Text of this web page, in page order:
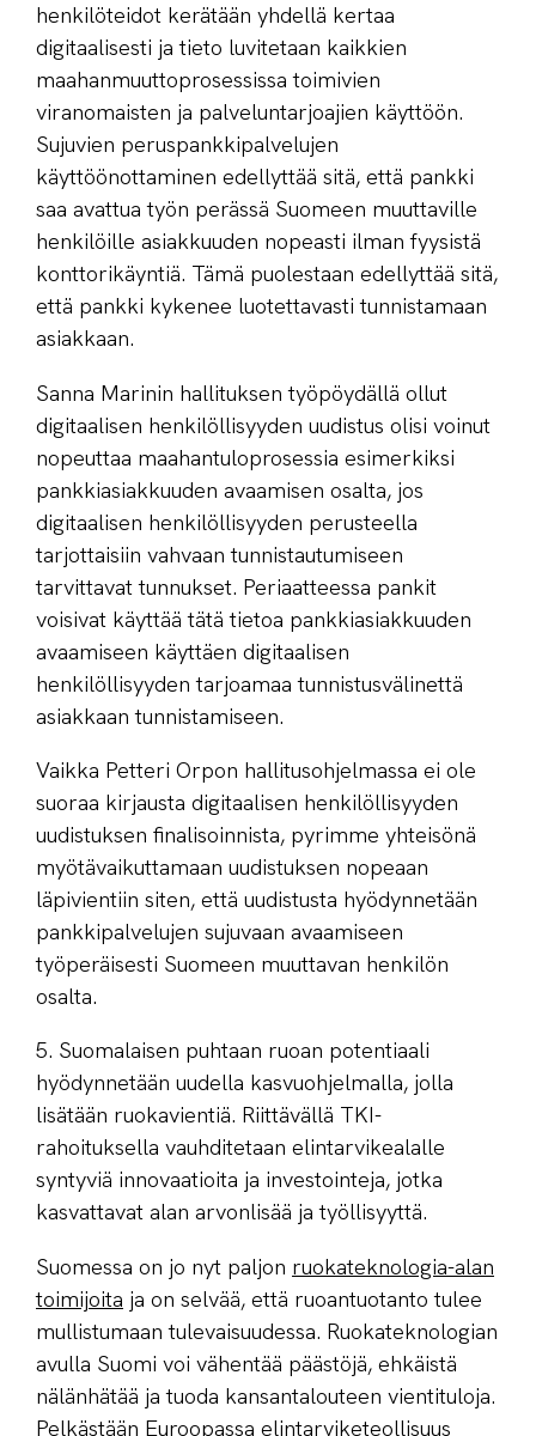
henkilöteidot kerätään yhdellä kertaa
digitaalisesti ja tieto luvitetaan kaikkien
maahanmuuttoprosessissa toimivien
viranomaisten ja palveluntarjoajien käyttöön.
Sujuvien peruspankkipalvelujen
käyttöönottaminen edellyttää sitä, että pankki
saa avattua työn perässä Suomeen muuttaville
henkilöille asiakkuuden nopeasti ilman fyysistä
konttorikäyntiä. Tämä puolestaan edellyttää sitä,
että pankki kykenee luotettavasti tunnistamaan
asiakkaan.
Sanna Marinin hallituksen työpöydällä ollut
digitaalisen henkilöllisyyden uudistus olisi voinut
nopeuttaa maahantuloprosessia esimerkiksi
pankkiasiakkuuden avaamisen osalta, jos
digitaalisen henkilöllisyyden perusteella
tarjottaisiin vahvaan tunnistautumiseen
tarvittavat tunnukset. Periaatteessa pankit
voisivat käyttää tätä tietoa pankkiasiakkuuden
avaamiseen käyttäen digitaalisen
henkilöllisyyden tarjoamaa tunnistusvälinettä
asiakkaan tunnistamiseen.
Vaikka Petteri Orpon hallitusohjelmassa ei ole
suoraa kirjausta digitaalisen henkilöllisyyden
uudistuksen finalisoinnista, pyrimme yhteisönä
myötävaikuttamaan uudistuksen nopeaan
läpivientiin siten, että uudistusta hyödynnetään
pankkipalvelujen sujuvaan avaamiseen
työperäisesti Suomeen muuttavan henkilön
osalta.
5. Suomalaisen puhtaan ruoan potentiaali
hyödynnetään uudella kasvuohjelmalla, jolla
lisätään ruokavientiä. Riittävällä TKI-
rahoituksella vauhditetaan elintarvikealalle
syntyviä innovaatioita ja investointeja, jotka
kasvattavat alan arvonlisää ja työllisyyttä.
Suomessa on jo nyt paljon ruokateknologia-alan
toimijoita ja on selvää, että ruoantuotanto tulee
mullistumaan tulevaisuudessa. Ruokateknologian
avulla Suomi voi vähentää päästöjä, ehkäistä
nälänhätää ja tuoda kansantalouteen vientituloja.
Pelkästään Euroopassa elintarviketeollisuus